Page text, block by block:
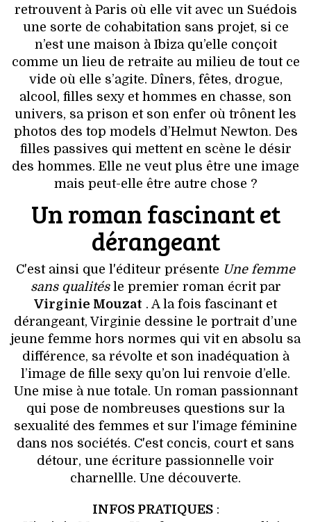
retrouvent à Paris où elle vit avec un Suédois
une sorte de cohabitation sans projet, si ce
n’est une maison à Ibiza qu’elle conçoit
comme un lieu de retraite au milieu de tout ce
vide où elle s’agite. Dîners, fêtes, drogue,
alcool, filles sexy et hommes en chasse, son
univers, sa prison et son enfer où trônent les
photos des top models d’Helmut Newton. Des
filles passives qui mettent en scène le désir
des hommes. Elle ne veut plus être une image
mais peut-elle être autre chose ?
Un roman fascinant et
dérangeant
C'est ainsi que l'éditeur présente Une femme
sans qualitésle premier roman écrit par
Virginie Mouzat . A la fois fascinant et
dérangeant, Virginie dessine le portrait d’une
jeune femme hors normes qui vit en absolu sa
différence, sa révolte et son inadéquation à
l’image de fille sexy qu’on lui renvoie d’elle.
Une mise à nue totale. Un roman passionnant
qui pose de nombreuses questions sur la
sexualité des femmes et sur l'image féminine
dans nos sociétés. C'est concis, court et sans
détour, une écriture passionnelle voir
charnellle. Une découverte.
INFOS PRATIQUES: